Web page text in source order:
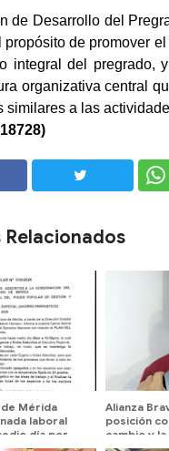
de Desarrollo del
propósito de promover
integral del pregrado,
organizativa central
similares a las
Mérida
laboral
día por
Energético
Alianza
posición
cambio y la